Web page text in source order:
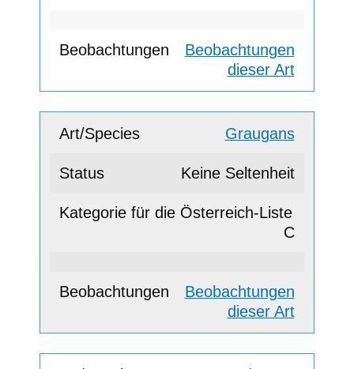
Beobachtungen
dieser Art
Graugans
Keine Seltenheit
C
Beobachtungen
dieser Art